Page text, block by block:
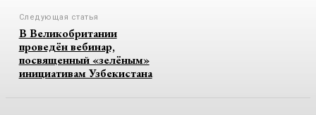
Следующая статья
В Великобритании
проведён вебинар,
посвященный «зелёным»
инициативам Узбекистана